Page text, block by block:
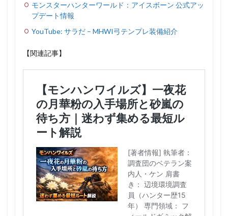
モンスターハンターワールド：アイスボーン 公式アッ
プデート情報
YouTube: サラだ – MHWI弓テンプレ装備紹介
【関連記事】